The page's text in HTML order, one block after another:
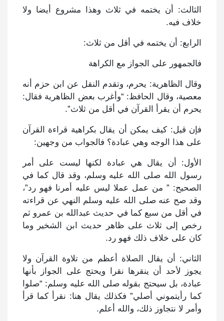
الثالث: أن يختمه في ثلاث وهذا مشروع أيضا ولا
خلاف فيه.
الرابع: أن يختمه في أقل من ثلاث:
فالجمهور على الجواز مع الكراهة
وقال الظاهرية: يحرم، وتقدم النقل عن ابن حزم أنه
معصية، وقال الحافظ: “وأغرب بعض الظاهرية فقال:
يحرم أن يقرأ القرآن في أقل من ثلاث”.
فإن قيل: كيف يمكن أن يقال بكراهية قراءة القرآن
على هذا الوجه وهي عبادة؟ فالجواب من وجهين:
الأول: أن يقال هي عبادة لكنها ليست على أمر
رسول الله صلى الله عليه وسلم، وقد قال كما في
الصحيح: ” من عمل عملا ليس عليه أمرنا فهو رد”،
وقد صح عنه صلى الله عليه وسلم النهي عن قراءته
في أقل من سبع كما في حديث عبدالله بن عمرو ثم
رخص إلى ثلاث على ظاهر حديث ابن الشخير وما
كان على خلاف ذلك فهو رد.
الثاني: أن يقال الصلاة أعظم من تلاوة القرآن ولا
يجوز لأحد أن ينقرها نقرا ويحتج على الجواز بأنها
عبادة، بل سيحتج بقوله صلى الله عليه وسلم: “صلوا
كما رأيتموني أصلي” فكذلك يقال هنا: نقرأ كما قرأ
وأمر لا نتجاوز ذلك، والله أعلم.